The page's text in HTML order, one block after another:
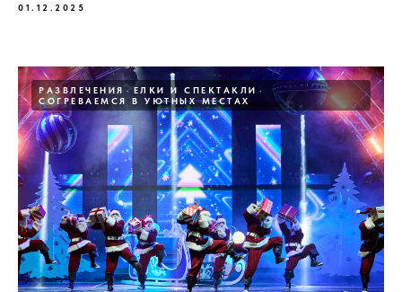
01.12.2025
РАЗВЛЕЧЕНИЯ
ЕЛКИ И СПЕКТАКЛИ
СОГРЕВАЕМСЯ В УЮТНЫХ МЕСТАХ